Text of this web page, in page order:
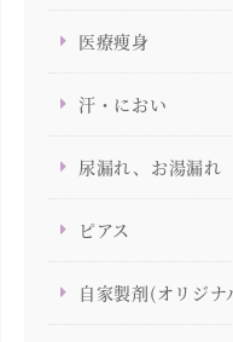
医療痩身
汗・におい
尿漏れ、お湯漏れ
ピアス
自家製剤(オリジナ